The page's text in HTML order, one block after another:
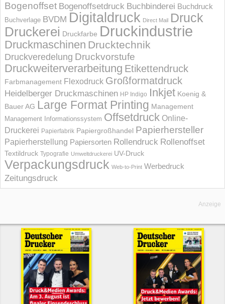
Bogenoffset Bogenoffsetdruck Buchbinderei Buchdruck
Buchverlage BVDM Digitaldruck Direct Mail Druck
Druckerei Druckfarbe Druckindustrie
Druckmaschinen Drucktechnik
Druckveredelung Druckvorstufe
Druckweiterverarbeitung Etikettendruck
Farbmanagement Flexodruck Großformatdruck
Heidelberger Druckmaschinen HP Indigo Inkjet Koenig &
Bauer AG Large Format Printing Management
Management Informations­system Offsetdruck Online-
Druckerei Papierfabrik Papiergroßhandel Papierhersteller
Papierherstellung Papiersorten Rollendruck Rollenoffset
Textildruck Typografie Umweltdruckerei UV-Druck
Verpackungsdruck Web-to-Print Werbedruck
Zeitungsdruck
Anzeige